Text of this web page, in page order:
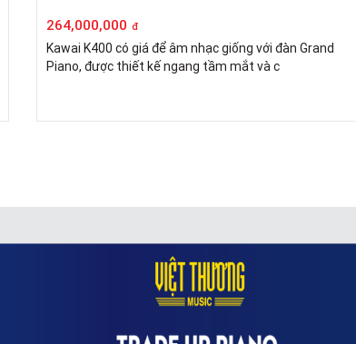
264,000,000 đ
Kawai K400 có giá để âm nhạc giống với đàn Grand
Piano, được thiết kế ngang tầm mắt và c